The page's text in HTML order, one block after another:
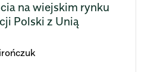
na wiejskim rynku
Polski z Unią